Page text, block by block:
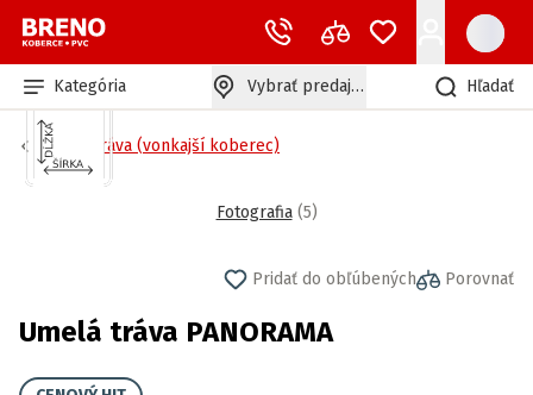
Kategória Vybrať predajňu Hľadať
Umelá tráva (vonkajší koberec)
Fotografia (5)
Pridať do obľúbených Porovnať
Umelá tráva PANORAMA